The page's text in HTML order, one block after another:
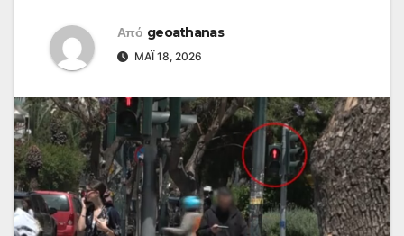
Από geoathanas
ΜΆΙ 18, 2026